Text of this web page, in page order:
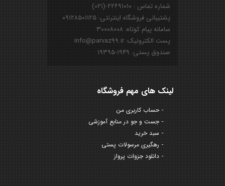
شماره تماس : ۲۲۶۹۱۰۱۰-(۰۲۱)
پشتیبانی فروشگاه اینترنتی: ۰۹۱۲۸۵۰۱۱۲۵
سامانه پیام کوتاه: ۳۰۰۰۸۰۰۸
پست الکترونیک: info@parvaz99.ir
صندوق پستی: ۱۹۴۹-۱۹۳۹۵
لینک های مهم فروشگاه
حساب کاربری من
جست و جو در منابع آموزشی
سبد خرید
رهگیری مرسولات پستی
دانلود جزوات پرواز